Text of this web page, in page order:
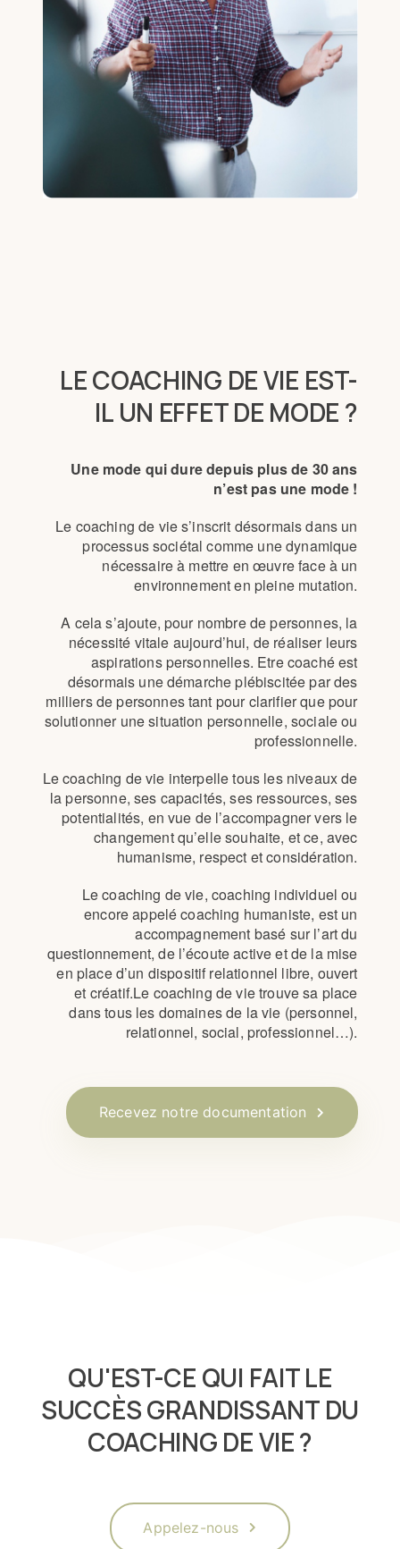
LE COACHING DE VIE EST-
IL UN EFFET DE MODE ?
Une mode qui dure depuis plus de 30 ans
n’est pas une mode !
Le coaching de vie s’inscrit désormais dans un
processus sociétal comme une dynamique
nécessaire à mettre en œuvre face à un
environnement en pleine mutation.
A cela s’ajoute, pour nombre de personnes, la
nécessité vitale aujourd’hui, de réaliser leurs
aspirations personnelles. Etre coaché est
désormais une démarche plébiscitée par des
milliers de personnes tant pour clarifier que pour
solutionner une situation personnelle, sociale ou
professionnelle.
Le coaching de vie interpelle tous les niveaux de
la personne, ses capacités, ses ressources, ses
potentialités, en vue de l’accompagner vers le
changement qu’elle souhaite, et ce, avec
humanisme, respect et considération.
Le coaching de vie, coaching individuel ou
encore appelé coaching humaniste, est un
accompagnement basé sur l’art du
questionnement, de l’écoute active et de la mise
en place d’un dispositif relationnel libre, ouvert
et créatif.Le coaching de vie trouve sa place
dans tous les domaines de la vie (personnel,
relationnel, social, professionnel…).
Recevez notre documentation
QU'EST-CE QUI FAIT LE
SUCCÈS GRANDISSANT DU
COACHING DE VIE ?
Appelez-nous